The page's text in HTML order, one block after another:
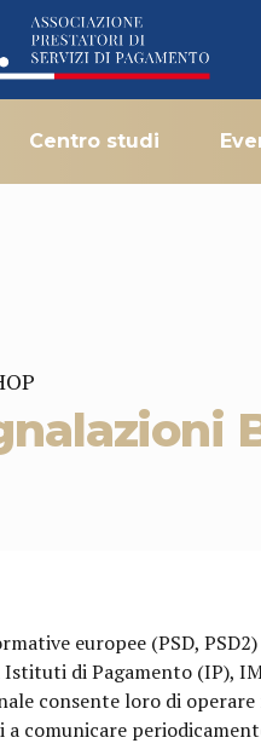
Centro studi
europee (PSD,
di Pagamento (IP),
consente loro di
a comunicare